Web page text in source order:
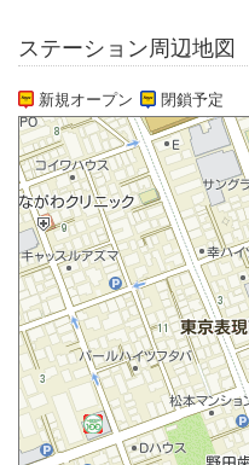
ステーション周辺地図
新規オープン 閉鎖予定